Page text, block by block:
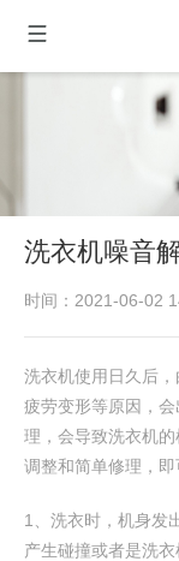
洗衣机噪音
时间：2021-06-02
洗衣机使用日久后
疲劳变形等原因，
理，会导致洗衣机
调整和简单修理，即
1、洗衣时，机身发
产生碰撞或者是洗